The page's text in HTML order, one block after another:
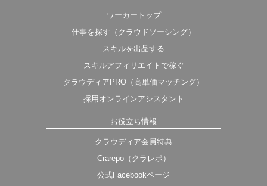
ワーカートップ
仕事を探す（クラウドソーシング）
スキルを出品する
スキルアフィリエイトで稼ぐ
クラウディアPRO（高単価マッチング）
採用オンラインアシスタント
お役立ち情報
クラウディア会員特典
Crarepo（クラレポ）
公式Facebookページ